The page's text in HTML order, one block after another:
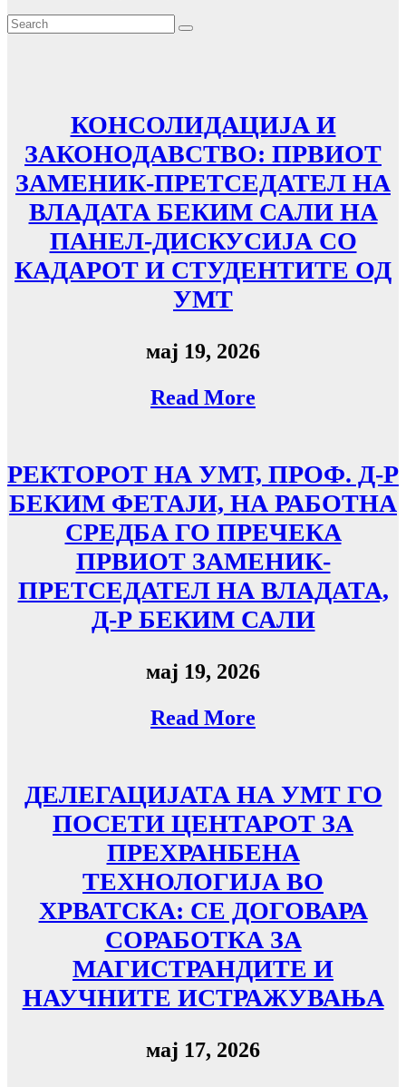
КОНСОЛИДАЦИЈА И
ЗАКОНОДАВСТВО: ПРВИОТ
ЗАМЕНИК-ПРЕТСЕДАТЕЛ НА
ВЛАДАТА БЕКИМ САЛИ НА
ПАНЕЛ-ДИСКУСИЈА СО
КАДАРОТ И СТУДЕНТИТЕ ОД
УМТ
мај 19, 2026
Read More
РЕКТОРОТ НА УМТ, ПРОФ. Д-Р
БЕКИМ ФЕТАЈИ, НА РАБОТНА
СРЕДБА ГО ПРЕЧЕКА
ПРВИОТ ЗАМЕНИК-
ПРЕТСЕДАТЕЛ НА ВЛАДАТА,
Д-Р БЕКИМ САЛИ
мај 19, 2026
Read More
ДЕЛЕГАЦИЈАТА НА УMТ ГО
ПОСЕТИ ЦЕНТАРОТ ЗА
ПРЕХРАНБЕНА
ТЕХНОЛОГИЈА ВО
ХРВАТСКА: СЕ ДОГОВАРА
СОРАБОТКА ЗА
МАГИСТРАНДИТЕ И
НАУЧНИТЕ ИСТРАЖУВАЊА
мај 17, 2026